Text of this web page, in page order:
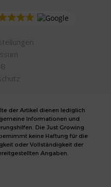
der Artikel dienen lediglich
Informationen und
Die Just Growing
keine Haftung für die
oder Vollständigkeit der
Angaben.